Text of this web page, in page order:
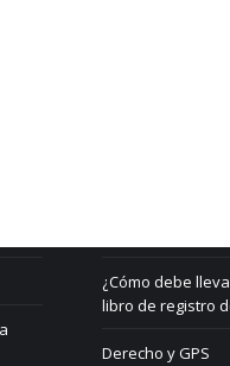
¿Cómo debe
libro de registro
Derecho y GPS